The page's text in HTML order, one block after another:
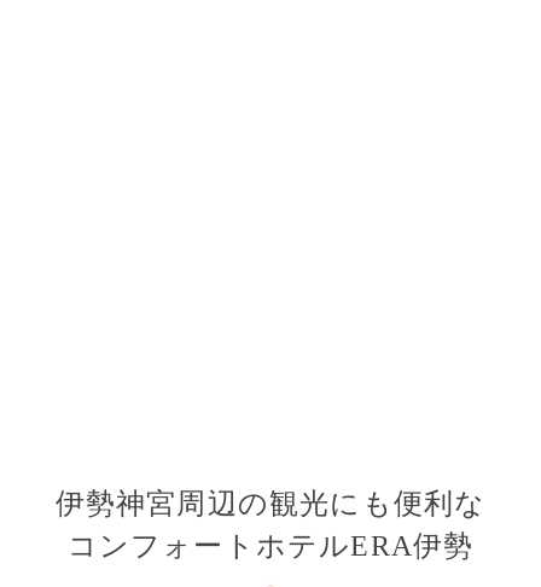
伊勢神宮周辺の観光にも便利な
コンフォートホテルERA伊勢